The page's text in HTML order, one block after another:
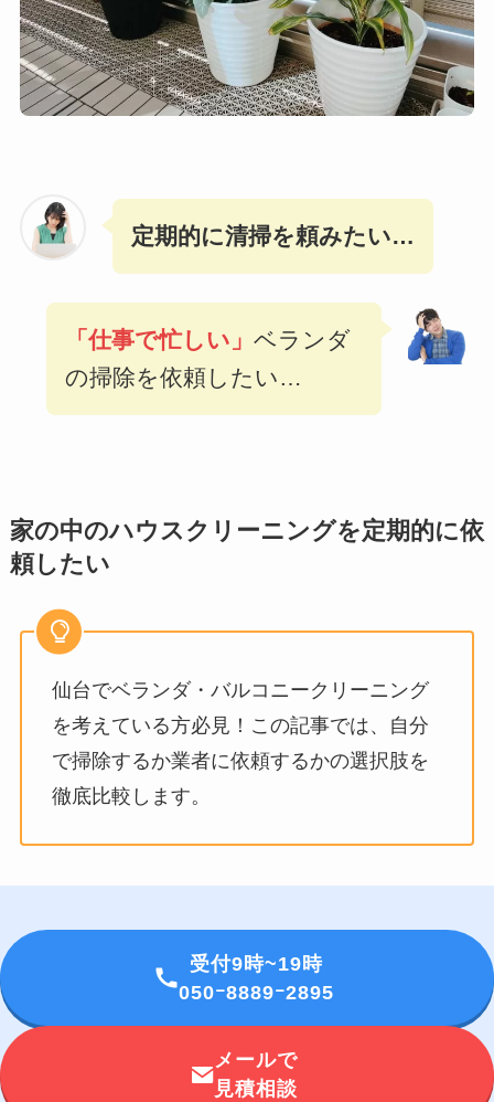
定期的に清掃を頼みたい…
「仕事で忙しい」 ベランダ
の掃除を依頼したい…
家の中のハウスクリーニングを定期的に依
頼したい
仙台でベランダ・バルコニークリーニング
を考えている方必見！この記事では、自分
で掃除するか業者に依頼するかの選択肢を
徹底比較します。
受付9時~19時
050ｰ8889ｰ2895
メールで
見積相談